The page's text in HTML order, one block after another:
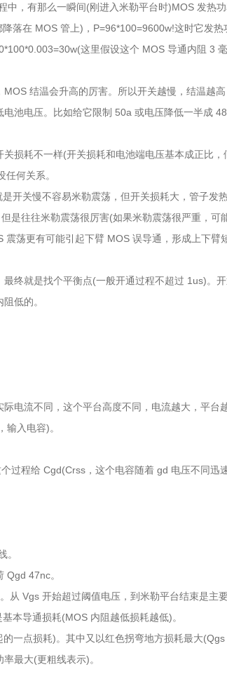
中，有那么一瞬间(刚进入米勒平台时)MOS 发热
落在 MOS 管上)，P=96*100=9600w!这时它发热
这里假设这个 MOS 导通内阻 3
结温会升高的厉害。所以开关越慢，结温越高
池电压。比如给它限制 50a 或电压降低一半成
损耗不一样(开关损耗和电池端电压基本成正比，
何关系。
开关慢不容易米勒震荡，但开关损耗大，管子发热
是往往米勒震荡很厉害(如果米勒震荡很严重，可
荡更有可能引起下臂 MOS 误导通，形成上下臂
终就是找个平衡点(一般开通过程不超过 1us)。
低的。
电流不同，这个平台高度不同，电流越大，平台
入电容)。
过程给 Cgd(Crss，这个电容随着 gd 电压不同迅
。
Qgd 47nc。
从 Vgs 开始超过阈值电压，到米勒平台结束是主
本导通损耗(MOS 内阻越低损耗越低)。
一点损耗)。其中又以红色拐弯地方损耗最大
最大(更粗线表示)。